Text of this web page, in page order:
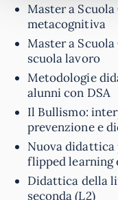
Master a
metacognitiva
Master a
scuola lavoro
Metodologie
alunni con DSA
Il Bullismo:
prevenzione e
Nuova didattica
flipped learning
Didattica della
seconda (L2)